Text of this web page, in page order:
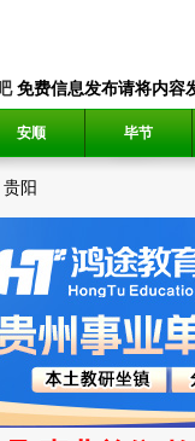
免费信息发布请将内容
安顺 毕节
贵阳